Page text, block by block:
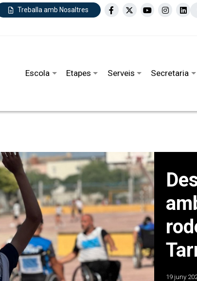
Treballa amb Nosaltres
Escola Etapes Serveis Secretaria
19 juny